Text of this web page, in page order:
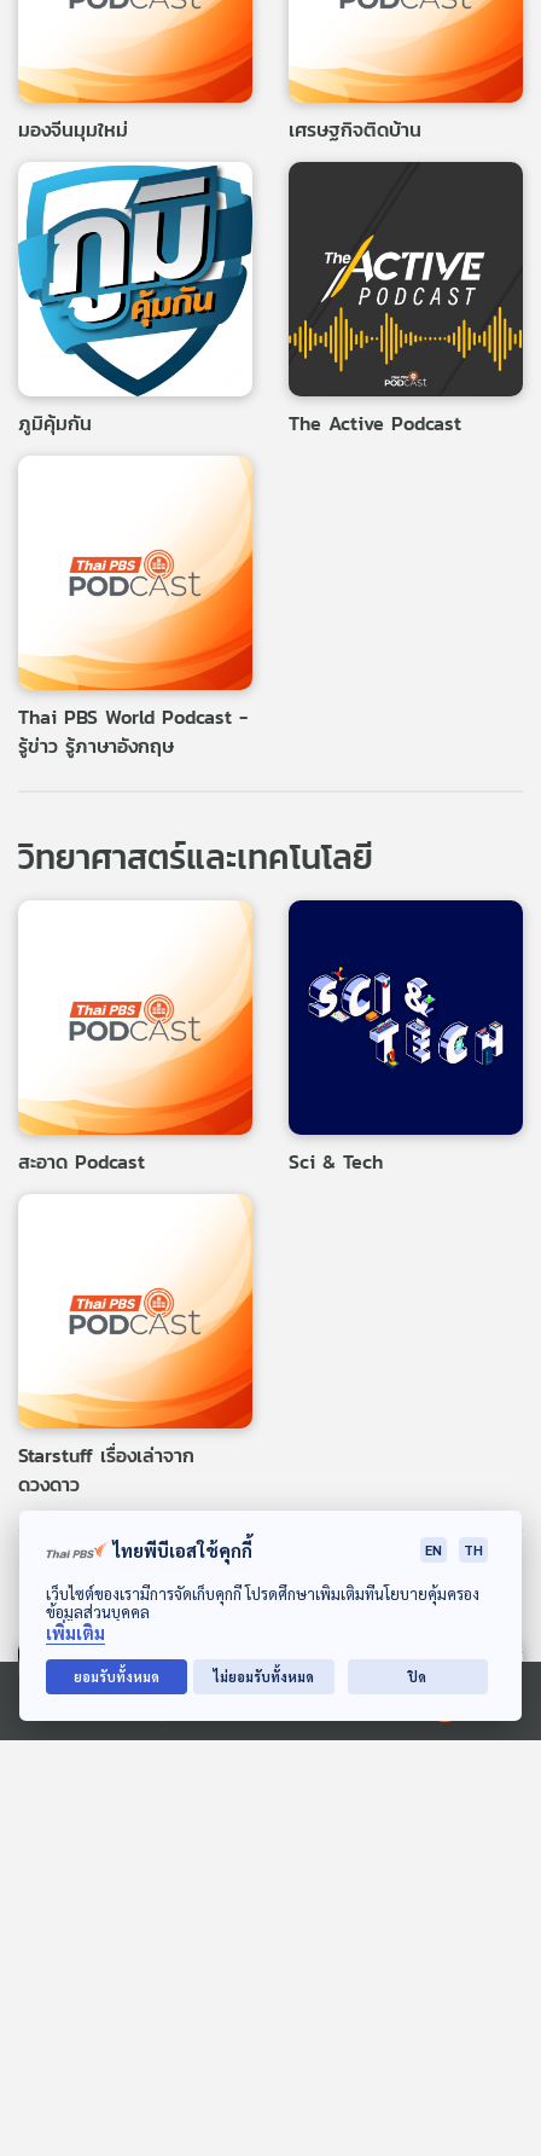
ดาวน์โหลด Thai PBS Podcast Application
Ⓒ 2020 องค์การกระจายเสียงและแพร่ภาพสาธารณะแห่งประเทศไทย
มองจีนมุมใหม่ เศรษฐกิจติดบ้าน
ภูมิคุ้มกัน The Active Podcast
Thai PBS World Podcast -
รู้ข่าว รู้ภาษาอังกฤษ
วิทยาศาสตร์และเทคโนโลยี
สะอาด Podcast Sci & Tech
Starstuff เรื่องเล่าจาก
ดวงดาว
หนังสือเสียงและการศึกษา
ไทยพีบีเอสใช้คุกกี้ EN TH
เว็บไซต์ของเรามีการจัดเก็บคุกกี้ โปรดศึกษาเพิ่มเติมที่นโยบายคุ้มครอง
ข้อมูลส่วนบุคคล
เพิ่มเติม
ยอมรับทั้งหมด ไม่ยอมรับทั้งหมด ปิด